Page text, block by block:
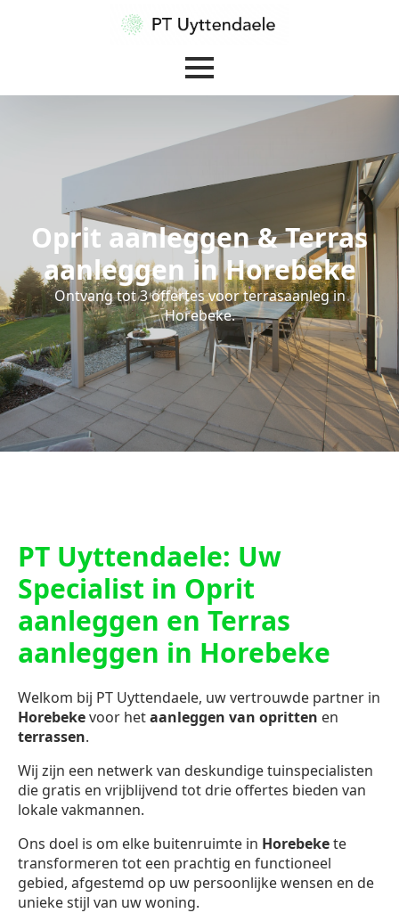
Oprit aanleggen & Terras
aanleggen in Horebeke
Ontvang tot 3 offertes voor terrasaanleg in
Horebeke.
PT Uyttendaele: Uw
Specialist in Oprit
aanleggen en Terras
aanleggen in Horebeke
Welkom bij PT Uyttendaele, uw vertrouwde partner in
Horebekevoor hetaanleggen van opritten en
terrassen.
Wij zijn een netwerk van deskundige tuinspecialisten
die gratis en vrijblijvend tot drie offertes bieden van
lokale vakmannen.
Ons doel is om elke buitenruimte in Horebekete
transformeren tot een prachtig en functioneel
gebied, afgestemd op uw persoonlijke wensen en de
unieke stijl van uw woning.